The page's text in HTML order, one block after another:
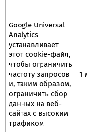
Google Universal
Analytics
устанавливает
этот cookie-файл,
чтобы ограничить
частоту запросов
и, таким образом,
ограничить сбор
данных на веб-
сайтах с высоким
трафиком
1